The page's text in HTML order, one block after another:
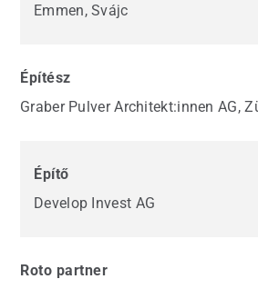
Emmen, Svájc
Építész
Graber Pulver Architekt:innen AG,
Építő
Develop Invest AG
Roto partner